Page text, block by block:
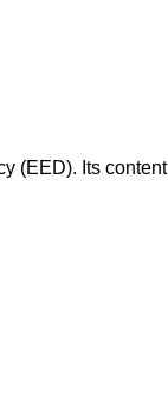
Its